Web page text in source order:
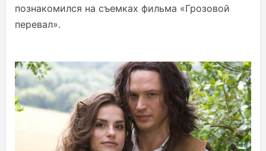
познакомился на съемках фильма «Грозовой
перевал».